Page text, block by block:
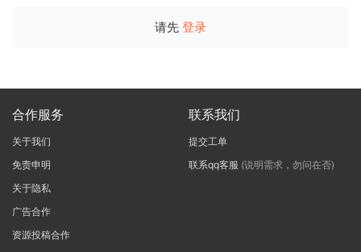
请先 登录
合作服务
关于我们
免责申明
关于隐私
广告合作
资源投稿合作
联系我们
提交工单
联系qq客服 (说明需求，勿问在否)